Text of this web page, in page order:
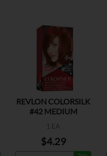
REVLON COLORSILK
#42 MEDIUM
1 EA
$4.29